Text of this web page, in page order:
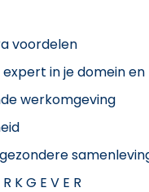
voordelen
in je domein
werkomgeving
K G E V E R